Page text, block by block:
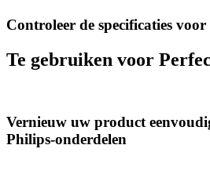
Controleer de specificaties
Te gebruiken voor
Vernieuw uw product
Philips-onderdelen